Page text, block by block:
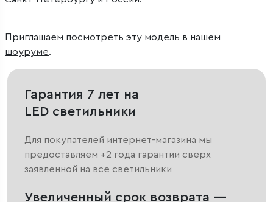
Приглашаем посмотреть эту модель в нашем
шоуруме.
Гарантия 7 лет на
LED светильники
Для покупателей интернет-магазина мы
предоставляем +2 года гарантии сверх
заявленной на все светильники
Увеличенный срок возврата —